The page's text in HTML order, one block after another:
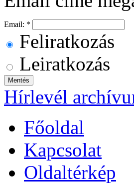
Email: *
Feliratkozás
Leiratkozás
Hírlevél
Főoldal
Kapcsolat
Oldaltérkép